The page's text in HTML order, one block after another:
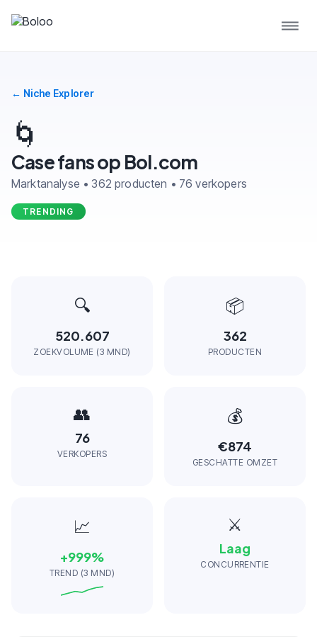
← Niche Explorer
🌀
Case fans op Bol.com
Marktanalyse • 362 producten • 76 verkopers
TRENDING
🔍
520.607
ZOEKVOLUME (3 MND)
📦
362
PRODUCTEN
👥
76
VERKOPERS
💰
€874
GESCHATTE OMZET
📈
+999%
TREND (3 MND)
⚔️
Laag
CONCURRENTIE